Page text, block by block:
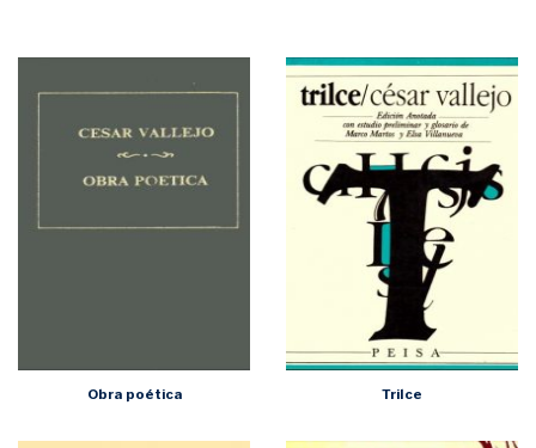
Obra poética Trilce